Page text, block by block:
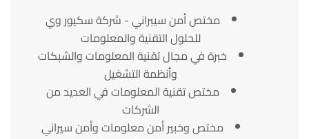
مختص أمن سيبراني - شركة سكيور وي
للحلول التقنية والمعلومات
خبرة في مجال تقنية المعلومات والشبكات
وأنظمة التشغيل
مختص تقنية المعلومات في العديد من
الشركات
مختص وخبير أمن معلومات وأمن سيراني